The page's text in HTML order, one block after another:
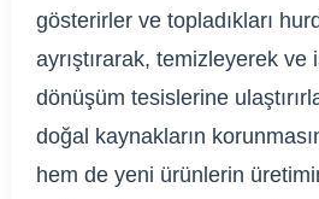
gösterirler ve topladıkları
ayrıştırarak, temizleyerek ve
dönüşüm tesislerine
doğal kaynakların
hem de yeni ürünlerin